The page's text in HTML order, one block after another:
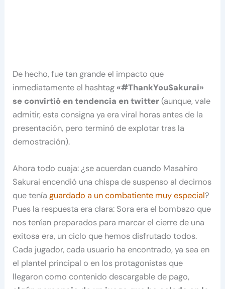
De hecho, fue tan grande el impacto que
inmediatamente el hashtag «#ThankYouSakurai»
se convirtió en tendencia en twitter(aunque, vale
admitir, esta consigna ya era viral horas antes de la
presentación, pero terminó de explotar tras la
demostración).
Ahora todo cuaja: ¿se acuerdan cuando Masahiro
Sakurai encendió una chispa de suspenso al decirnos
que teníaguardado a un combatiente muy especial?
Pues la respuesta era clara: Sora era el bombazo que
nos tenían preparados para marcar el cierre de una
exitosa era, un ciclo que hemos disfrutado todos.
Cada jugador, cada usuario ha encontrado, ya sea en
el plantel principal o en los protagonistas que
llegaron como contenido descargable de pago,